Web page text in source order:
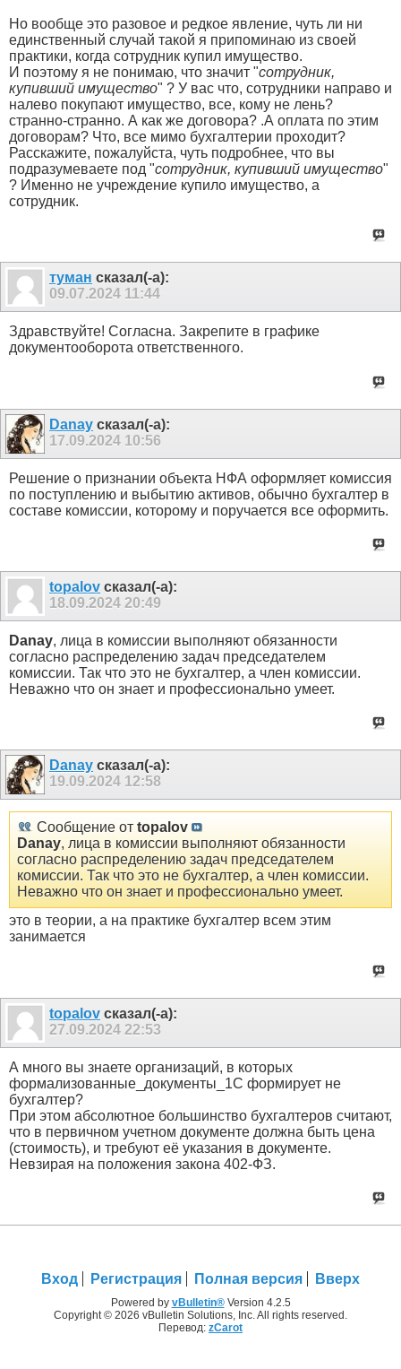
Но вообще это разовое и редкое явление, чуть ли ни
единственный случай такой я припоминаю из своей
практики, когда сотрудник купил имущество.
И поэтому я не понимаю, что значит "сотрудник,
купивший имущество" ? У вас что, сотрудники направо и
налево покупают имущество, все, кому не лень?
странно-странно. А как же договора? .А оплата по этим
договорам? Что, все мимо бухгалтерии проходит?
Расскажите, пожалуйста, чуть подробнее, что вы
подразумеваете под "сотрудник, купивший имущество"
? Именно не учреждение купило имущество, а
сотрудник.
туман сказал(-а):
09.07.2024 11:44
Здравствуйте! Согласна. Закрепите в графике
документооборота ответственного.
Danay сказал(-а):
17.09.2024 10:56
Решение о признании объекта НФА оформляет комиссия
по поступлению и выбытию активов, обычно бухгалтер в
составе комиссии, которому и поручается все оформить.
topalov сказал(-а):
18.09.2024 20:49
Danay, лица в комиссии выполняют обязанности
согласно распределению задач председателем
комиссии. Так что это не бухгалтер, а член комиссии.
Неважно что он знает и профессионально умеет.
Danay сказал(-а):
19.09.2024 12:58
Сообщение от topalov
Danay, лица в комиссии выполняют обязанности
согласно распределению задач председателем
комиссии. Так что это не бухгалтер, а член комиссии.
Неважно что он знает и профессионально умеет.
это в теории, а на практике бухгалтер всем этим
занимается
topalov сказал(-а):
27.09.2024 22:53
А много вы знаете организаций, в которых
формализованные_документы_1С формирует не
бухгалтер?
При этом абсолютное большинство бухгалтеров считают,
что в первичном учетном документе должна быть цена
(стоимость), и требуют её указания в документе.
Невзирая на положения закона 402-ФЗ.
Вход Регистрация Полная версия Вверх
Powered by vBulletin®Version 4.2.5
Copyright © 2026 vBulletin Solutions, Inc. All rights reserved.
Перевод: zCarot